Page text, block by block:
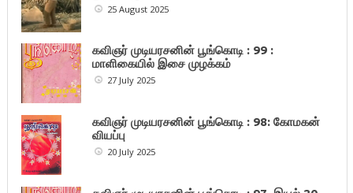
25 August 2025
கவிஞர் முடியரசனின் பூங்கொடி : 99 :
மாளிகையில் இசை முழக்கம்
27 July 2025
கவிஞர் முடியரசனின் பூங்கொடி : 98: கோமகன்
வியப்பு
20 July 2025